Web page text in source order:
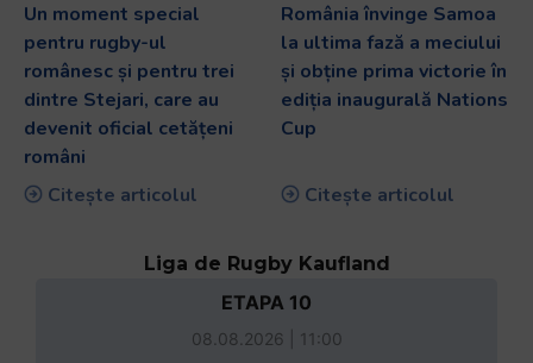
Un moment special
pentru rugby-ul
românesc și pentru trei
dintre Stejari, care au
devenit oficial cetățeni
români
Citește articolul
România învinge Samoa
la ultima fază a meciului
și obține prima victorie în
ediția inaugurală Nations
Cup
Citește articolul
Liga de Rugby Kaufland
ETAPA 10
08.08.2026 | 11:00